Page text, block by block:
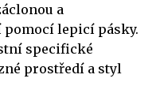
a
lepicí pásky.
specifické
prostředí a styl